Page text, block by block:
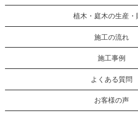
植木・庭木の生産・
施工の流れ
施工事例
よくある質問
お客様の声